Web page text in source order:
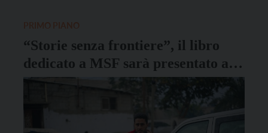
“Storie senza frontiere”, il libro
dedicato a MSF sarà presentato a
Trento martedì 12 novembre